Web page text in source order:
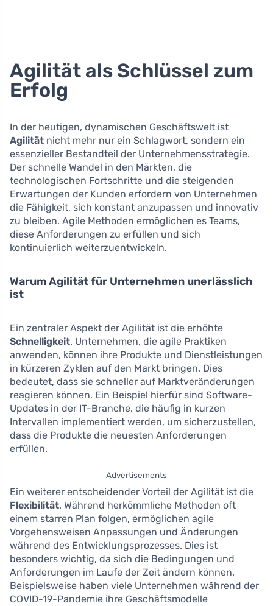
Agilität als Schlüssel zum
Erfolg
In der heutigen, dynamischen Geschäftswelt ist
Agilität nicht mehr nur ein Schlagwort, sondern ein
essenzieller Bestandteil der Unternehmensstrategie.
Der schnelle Wandel in den Märkten, die
technologischen Fortschritte und die steigenden
Erwartungen der Kunden erfordern von Unternehmen
die Fähigkeit, sich konstant anzupassen und innovativ
zu bleiben. Agile Methoden ermöglichen es Teams,
diese Anforderungen zu erfüllen und sich
kontinuierlich weiterzuentwickeln.
Warum Agilität für Unternehmen unerlässlich
ist
Ein zentraler Aspekt der Agilität ist die erhöhte
Schnelligkeit. Unternehmen, die agile Praktiken
anwenden, können ihre Produkte und Dienstleistungen
in kürzeren Zyklen auf den Markt bringen. Dies
bedeutet, dass sie schneller auf Marktveränderungen
reagieren können. Ein Beispiel hierfür sind Software-
Updates in der IT-Branche, die häufig in kurzen
Intervallen implementiert werden, um sicherzustellen,
dass die Produkte die neuesten Anforderungen
erfüllen.
Advertisements
Ein weiterer entscheidender Vorteil der Agilität ist die
Flexibilität. Während herkömmliche Methoden oft
einem starren Plan folgen, ermöglichen agile
Vorgehensweisen Anpassungen und Änderungen
während des Entwicklungsprozesses. Dies ist
besonders wichtig, da sich die Bedingungen und
Anforderungen im Laufe der Zeit ändern können.
Beispielsweise haben viele Unternehmen während der
COVID-19-Pandemie ihre Geschäftsmodelle